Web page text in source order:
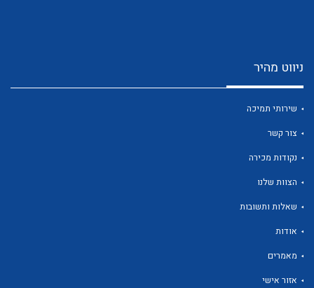
ניווט מהיר
שירותי תמיכה
צור קשר
נקודות מכירה
הצוות שלנו
שאלות ותשובות
אודות
מאמרים
אזור אישי